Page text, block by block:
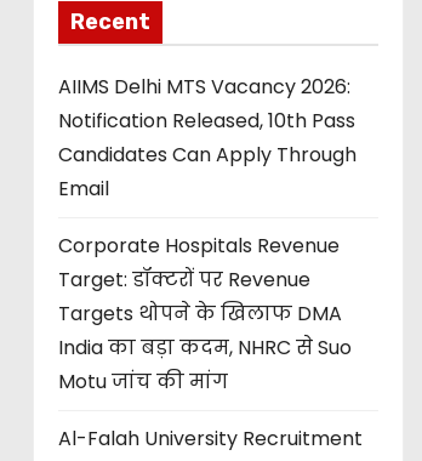
Recent
AIIMS Delhi MTS Vacancy 2026:
Notification Released, 10th Pass
Candidates Can Apply Through
Email
Corporate Hospitals Revenue
Target: डॉक्टरों पर Revenue
Targets थोपने के खिलाफ DMA
India का बड़ा कदम, NHRC से Suo
Motu जांच की मांग
Al-Falah University Recruitment